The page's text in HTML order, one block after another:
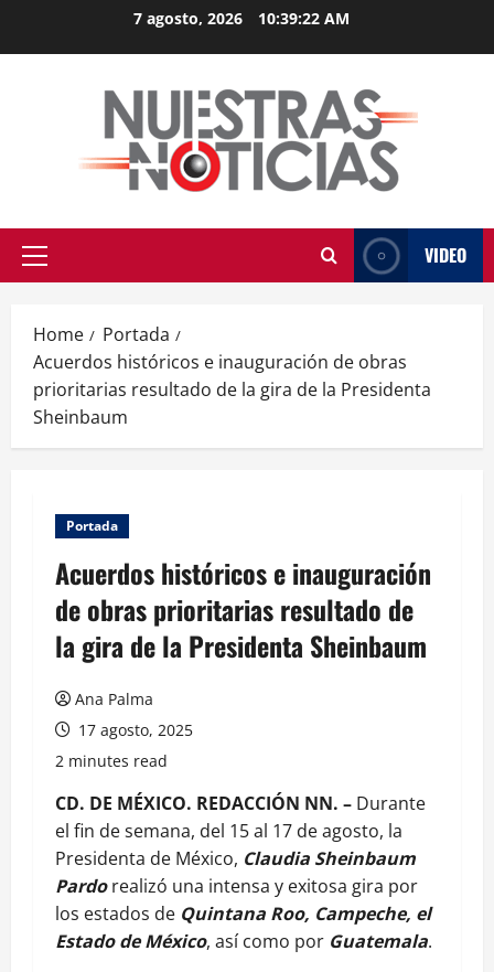
7 agosto, 2026 10:39:23 AM
Primary
VIDEO
Home
Portada
Acuerdos históricos e inauguración de obras
prioritarias resultado de la gira de la Presidenta
Sheinbaum
Portada
Acuerdos históricos e inauguración
de obras prioritarias resultado de
la gira de la Presidenta Sheinbaum
Ana Palma
17 agosto, 2025
2 minutes read
CD. DE MÉXICO. REDACCIÓN NN. – Durante
el fin de semana, del 15 al 17 de agosto, la
Presidenta de México, Claudia Sheinbaum
Pardorealizó una intensa y exitosa gira por
los estados de Quintana Roo, Campeche, el
Estado de México, así como por Guatemala.